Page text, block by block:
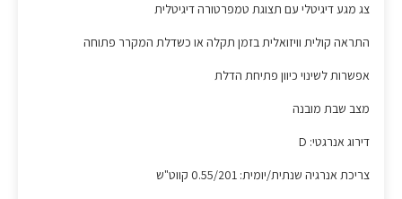
צג מגע דיגיטלי עם תצוגת טמפרטורה דיגיטלית
התראה קולית וויזואלית בזמן תקלה או כשדלת המקרר פתוחה
אפשרות לשינוי כיוון פתיחת הדלת
מצב שבת מובנה
דירוג אנרגטי: D
צריכת אנרגיה שנתית/יומית: 0.55/201 קווט"ש